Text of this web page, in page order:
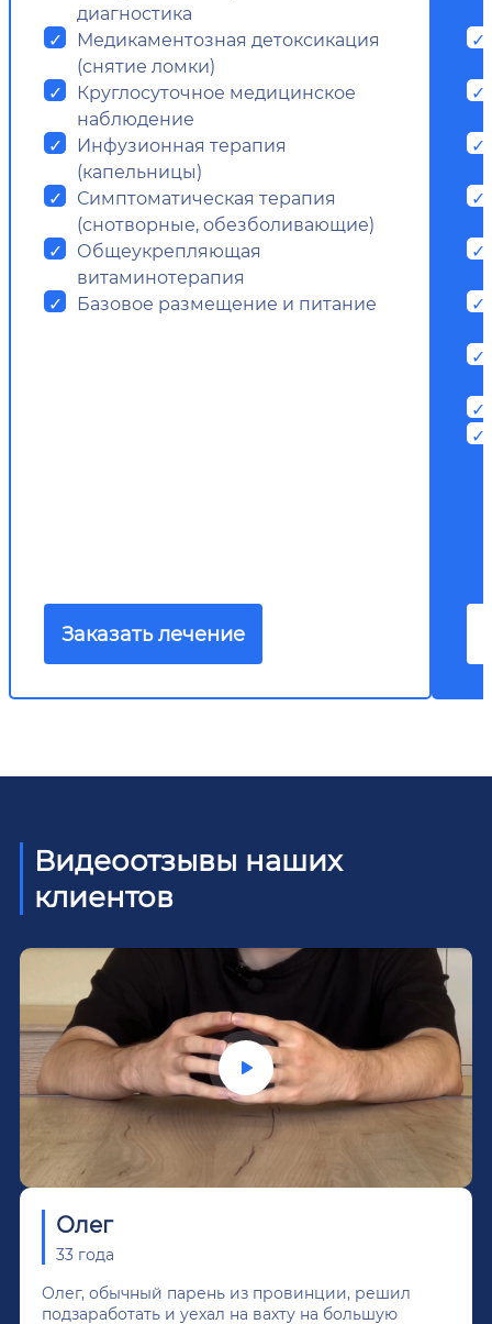
диагностика
Медикаментозная детоксикация
(снятие ломки)
Круглосуточное медицинское
наблюдение
Инфузионная терапия
(капельницы)
Симптоматическая терапия
(снотворные, обезболивающие)
Общеукрепляющая
витаминотерапия
Базовое размещение и питание
Заказать лечение
Видеоотзывы наших
клиентов
Олег
33 года
Олег, обычный парень из провинции, решил
подзаработать и уехал на вахту на большую